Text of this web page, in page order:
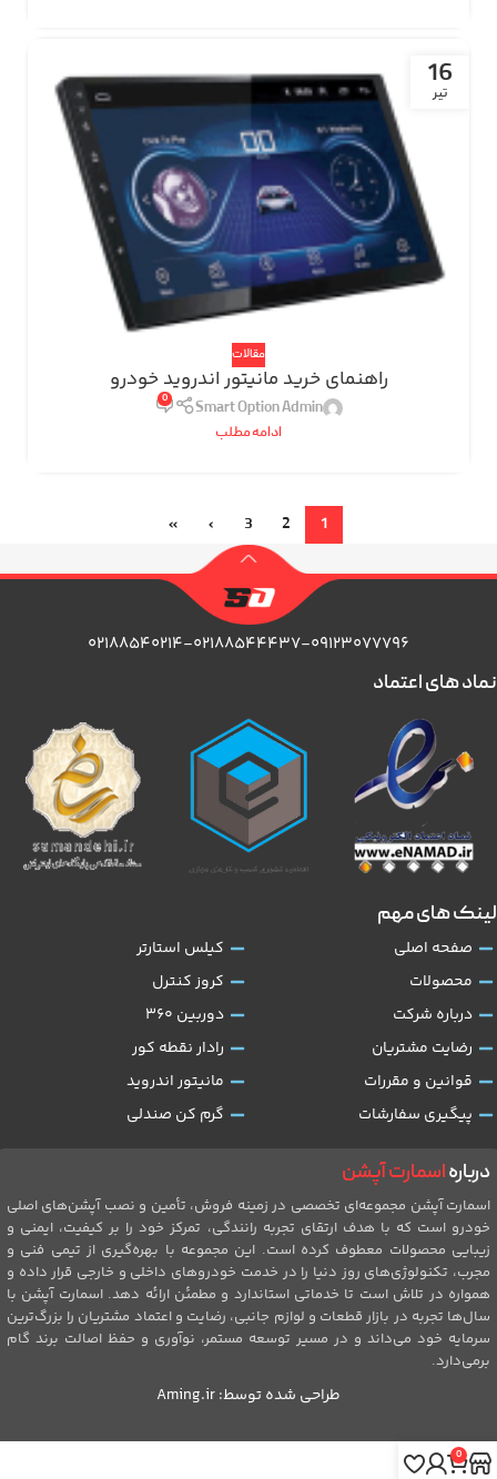
16
تیر
مقالات
راهنمای خرید مانیتور اندروید خودرو
Smart Option Admin
0
ادامه مطلب
1
2
3
›
»
۰۲۱۸۸۵۴۰۲۱۴-۰۲۱۸۸۵۴۴۴۳۷-۰۹۱۲۳۰۷۷۷۹۶
دربارهاسمارت آپشن
اسمارت آپشن مجموعه‌ای تخصصی در زمینه فروش، تأمین و نصب آپشن‌های اصلی
خودرو است که با هدف ارتقای تجربه رانندگی، تمرکز خود را بر کیفیت، ایمنی و
زیبایی محصولات معطوف کرده است. این مجموعه با بهره‌گیری از تیمی فنی و
مجرب، تکنولوژی‌های روز دنیا را در خدمت خودروهای داخلی و خارجی قرار داده و
همواره در تلاش است تا خدماتی استاندارد و مطمئن ارائه دهد. اسمارت آپشن با
سال‌ها تجربه در بازار قطعات و لوازم جانبی، رضایت و اعتماد مشتریان را بزرگ‌ترین
سرمایه خود می‌داند و در مسیر توسعه مستمر، نوآوری و حفظ اصالت برند گام
برمی‌دارد.
لینک های مهم
صفحه اصلی
محصولات
درباره شرکت
رضایت مشتریان
قوانین و مقررات
پیگیری سفارشات
کیلس استارتر
کروز کنترل
دوربین 360
رادار نقطه کور
مانیتور اندروید
گرم کن صندلی
نماد های اعتماد
طراحی شده توسط:Aming.ir
0